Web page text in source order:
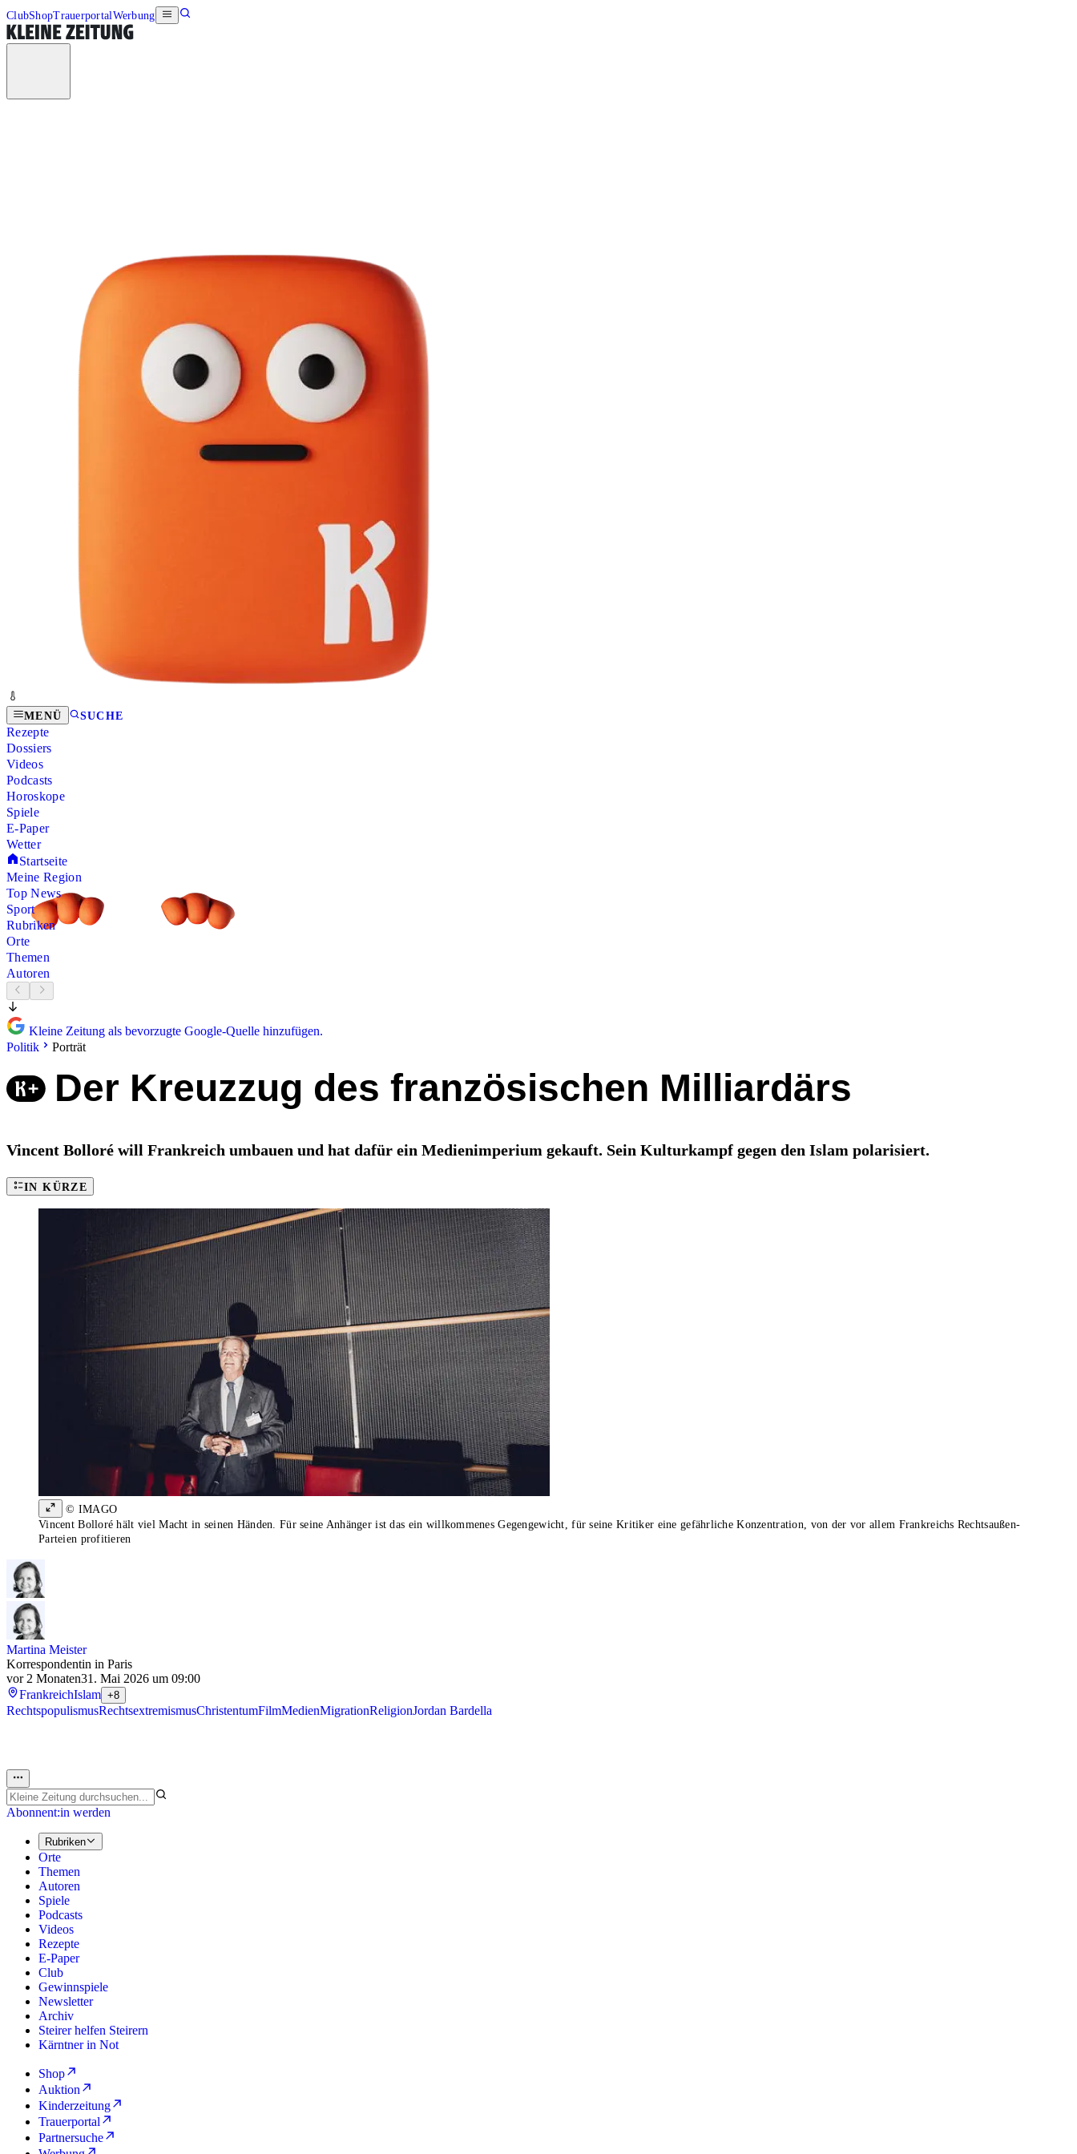
ClubShopTrauerportalWerbung
MENÜ SUCHE
Rezepte
Dossiers
Videos
Podcasts
Horoskope
Spiele
E-Paper
Wetter
Startseite
Meine Region
Top News
Sport
Rubriken
Orte
Themen
Autoren
Kleine Zeitung als bevorzugte Google-Quelle hinzufügen.
Politik
Porträt
Der Kreuzzug des französischen Milliardärs
Vincent Bolloré will Frankreich umbauen und hat dafür ein Medienimperium gekauft. Sein Kulturkampf gegen den Islam polarisiert.
IN KÜRZE
© IMAGO
Vincent Bolloré hält viel Macht in seinen Händen. Für seine Anhänger ist das ein willkommenes Gegengewicht, für seine Kritiker eine gefährliche Konzentration, von der vor allem Frankreichs Rechtsaußen-
Parteien profitieren
Martina Meister
Korrespondentin in Paris
vor 2 Monaten31. Mai 2026 um 09:00
FrankreichIslam +8
RechtspopulismusRechtsextremismusChristentumFilmMedienMigrationReligionJordan Bardella
Abonnent:in werden
Rubriken
Orte
Themen
Autoren
Spiele
Podcasts
Videos
Rezepte
E-Paper
Club
Gewinnspiele
Newsletter
Archiv
Steirer helfen Steirern
Kärntner in Not
Shop
Auktion
Kinderzeitung
Trauerportal
Partnersuche